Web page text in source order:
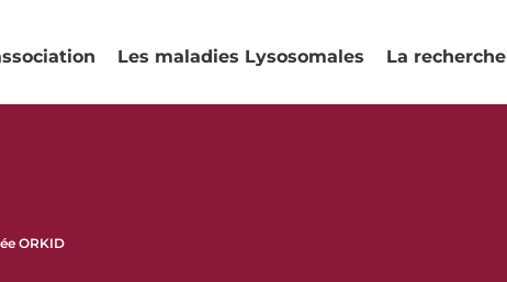
Les maladies Lysosomales La recherche
ORKID